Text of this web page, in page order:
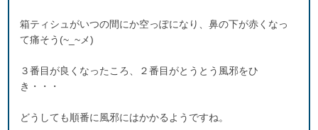
箱ティシュがいつの間にか空っぽになり、鼻の下が赤くなっ
て痛そう(~_~メ)
３番目が良くなったころ、２番目がとうとう風邪をひ
き・・・
どうしても順番に風邪にはかかるようですね。